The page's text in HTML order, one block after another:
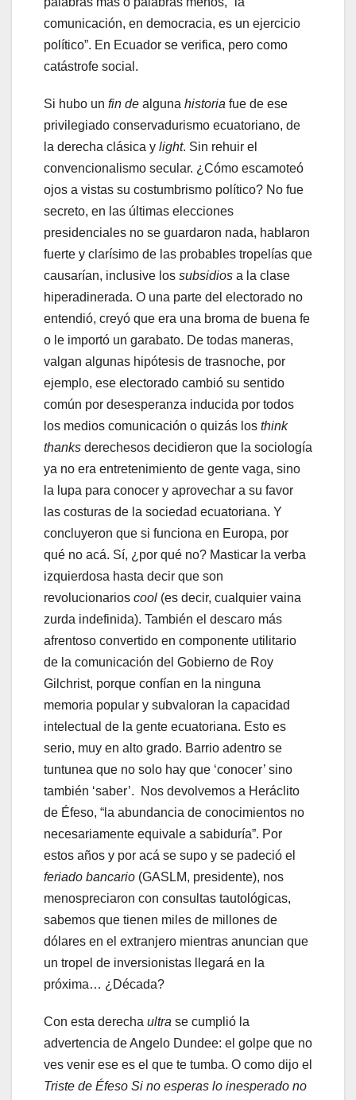
comunicación, en democracia, es un ejercicio
político”. En Ecuador se verifica, pero como
catástrofe social.
Si hubo un fin de alguna historia fue de ese
privilegiado conservadurismo ecuatoriano, de
la derecha clásica y light. Sin rehuir el
convencionalismo secular. ¿Cómo escamoteó
ojos a vistas su costumbrismo político? No fue
secreto, en las últimas elecciones
presidenciales no se guardaron nada, hablaron
fuerte y clarísimo de las probables tropelías que
causarían, inclusive los subsidios a la clase
hiperadinerada. O una parte del electorado no
entendió, creyó que era una broma de buena fe
o le importó un garabato. De todas maneras,
valgan algunas hipótesis de trasnoche, por
ejemplo, ese electorado cambió su sentido
común por desesperanza inducida por todos
los medios comunicación o quizás los think
thanks derechesos decidieron que la sociología
ya no era entretenimiento de gente vaga, sino
la lupa para conocer y aprovechar a su favor
las costuras de la sociedad ecuatoriana. Y
concluyeron que si funciona en Europa, por
qué no acá. Sí, ¿por qué no? Masticar la verba
izquierdosa hasta decir que son
revolucionarios cool (es decir, cualquier vaina
zurda indefinida). También el descaro más
afrentoso convertido en componente utilitario
de la comunicación del Gobierno de Roy
Gilchrist, porque confían en la ninguna
memoria popular y subvaloran la capacidad
intelectual de la gente ecuatoriana. Esto es
serio, muy en alto grado. Barrio adentro se
tuntunea que no solo hay que ‘conocer’ sino
también ‘saber’. Nos devolvemos a Heráclito
de Éfeso, “la abundancia de conocimientos no
necesariamente equivale a sabiduría”. Por
estos años y por acá se supo y se padeció el
feriado bancario (GASLM, presidente), nos
menospreciaron con consultas tautológicas,
sabemos que tienen miles de millones de
dólares en el extranjero mientras anuncian que
un tropel de inversionistas llegará en la
próxima… ¿Década?
Con esta derecha ultra se cumplió la
advertencia de Angelo Dundee: el golpe que no
ves venir ese es el que te tumba. O como dijo el
Triste de Éfeso Si no esperas lo inesperado no